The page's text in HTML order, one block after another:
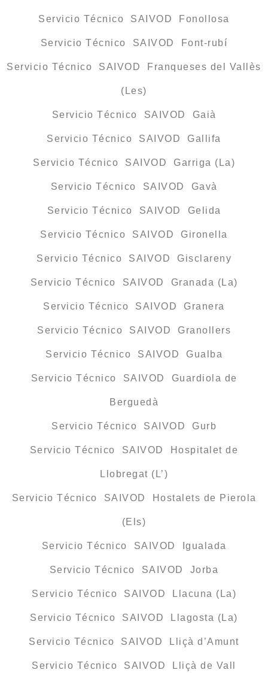
Servicio Técnico SAIVOD Fonollosa
Servicio Técnico SAIVOD Font-rubí
Servicio Técnico SAIVOD Franqueses del Vallès
(Les)
Servicio Técnico SAIVOD Gaià
Servicio Técnico SAIVOD Gallifa
Servicio Técnico SAIVOD Garriga (La)
Servicio Técnico SAIVOD Gavà
Servicio Técnico SAIVOD Gelida
Servicio Técnico SAIVOD Gironella
Servicio Técnico SAIVOD Gisclareny
Servicio Técnico SAIVOD Granada (La)
Servicio Técnico SAIVOD Granera
Servicio Técnico SAIVOD Granollers
Servicio Técnico SAIVOD Gualba
Servicio Técnico SAIVOD Guardiola de
Berguedà
Servicio Técnico SAIVOD Gurb
Servicio Técnico SAIVOD Hospitalet de
Llobregat (L’)
Servicio Técnico SAIVOD Hostalets de Pierola
(Els)
Servicio Técnico SAIVOD Igualada
Servicio Técnico SAIVOD Jorba
Servicio Técnico SAIVOD Llacuna (La)
Servicio Técnico SAIVOD Llagosta (La)
Servicio Técnico SAIVOD Lliçà d’Amunt
Servicio Técnico SAIVOD Lliçà de Vall